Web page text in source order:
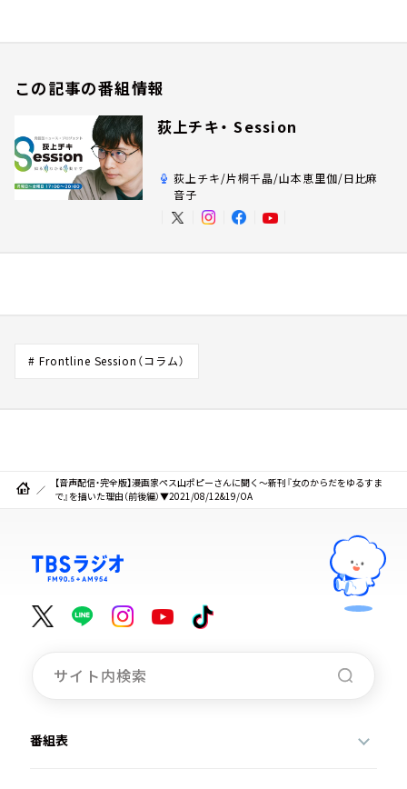
この記事の番組情報
荻上チキ・ Session
荻上チキ/片桐千晶/山本恵里伽/日比麻
音子
# Frontline Session（コラム）
【音声配信・完全版】漫画家ペス山ポピーさんに聞く～新刊『女のからだをゆるすま
で』を描いた理由（前後編）▼2021/08/12&19/OA
番組表